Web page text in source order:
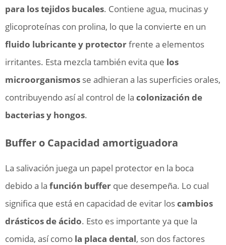
para los tejidos bucales. Contiene agua, mucinas y
glicoproteínas con prolina, lo que la convierte en un
fluido lubricante y protectorfrente a elementos
irritantes. Esta mezcla también evita que los
microorganismos se adhieran a las superficies orales,
contribuyendo así al control de la colonización de
bacterias y hongos.
Buffer o Capacidad amortiguadora
La salivación juega un papel protector en la boca
debido a la función buffer que desempeña. Lo cual
significa que está en capacidad de evitar loscambios
drásticos de ácido. Esto es importante ya que la
comida, así como la placa dental, son dos factores